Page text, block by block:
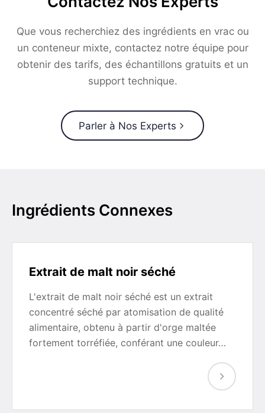
Que vous recherchiez des ingrédients en vrac ou
un conteneur mixte, contactez notre équipe pour
obtenir des tarifs, des échantillons gratuits et un
support technique.
Parler à Nos Experts
Ingrédients Connexes
Extrait de malt noir séché
L'extrait de malt noir séché est un extrait
concentré séché par atomisation de qualité
alimentaire, obtenu à partir d'orge maltée
fortement torréfiée, conférant une couleur…